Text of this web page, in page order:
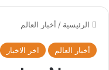
الرئيسية / أخبار العالم
أخبار العالم اخر الاخبار